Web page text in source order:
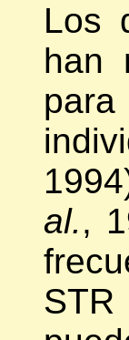
Los
han
al.,